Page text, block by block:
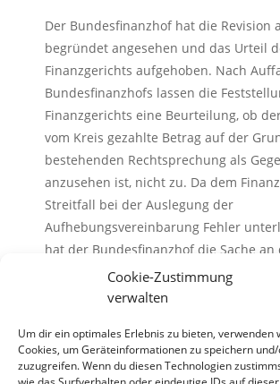
Cookie-Zustimmung
verwalten
Um dir ein optimales Erlebnis zu bieten, verwenden
Cookies, um Geräteinformationen zu speichern
zuzugreifen. Wenn du diesen Technologien
Der Bundesfinanzhof hat die Revision
begründet angesehen und das Urteil
Finanzgerichts aufgehoben. Nach
Bundesfinanzhofs lassen die
Finanzgerichts eine Beurteilung, ob
vom Kreis gezahlte Betrag auf der
bestehenden Rechtsprechung als
anzusehen ist, nicht zu. Da dem
Streitfall bei der Auslegung der
Aufhebungsvereinbarung Fehler
hat der Bundesfinanzhof die Sache an
Finanzgericht zurückverwiesen.
von der Redaktion Steuern & Recht der
zur Verfügung gestellt.